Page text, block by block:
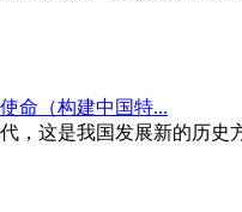
命（构建中国特...
，这是我国发展新的历